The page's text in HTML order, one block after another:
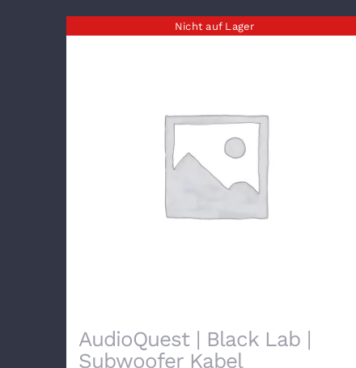
Nicht auf Lager
AudioQuest | Black Lab |
Subwoofer Kabel